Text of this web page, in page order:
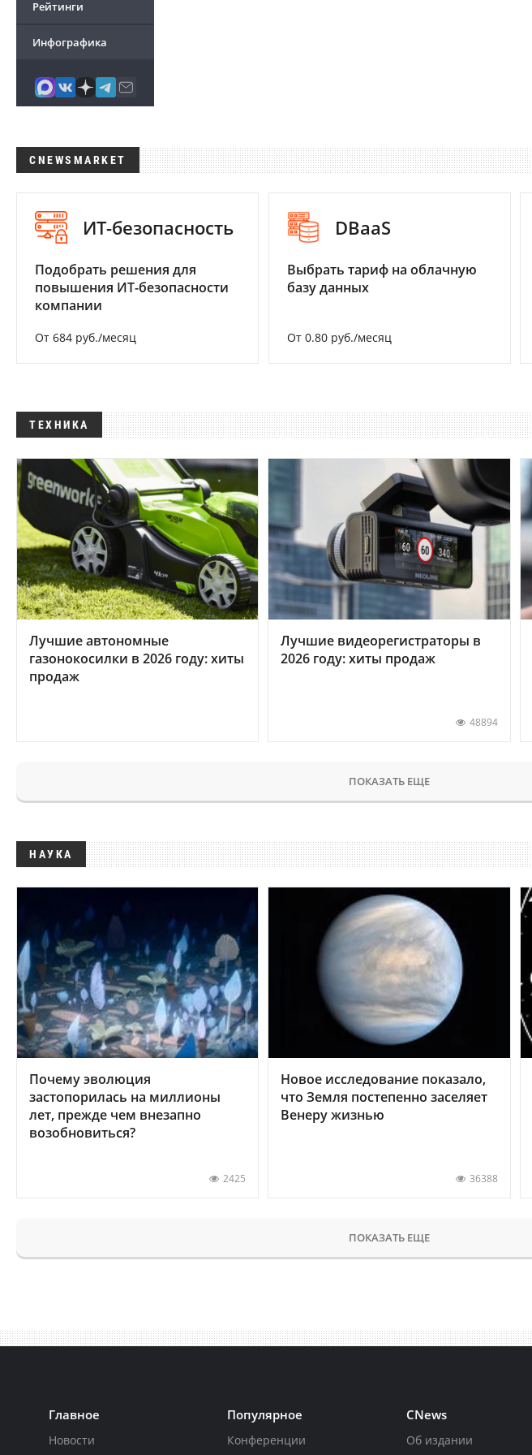
Рейтинги
Инфографика
CNEWSMARKET
ИТ-безопасность
Подобрать решения для
повышения ИТ-безопасности
компании
От 684 руб./месяц
DBaaS
Выбрать тариф на облачную
базу данных
От 0.80 руб./месяц
ТЕХНИКА
Лучшие автономные
газонокосилки в 2026 году: хиты
продаж
Лучшие видеорегистраторы в
2026 году: хиты продаж
48894
ПОКАЗАТЬ ЕЩЕ
НАУКА
Почему эволюция
застопорилась на миллионы
лет, прежде чем внезапно
возобновиться?
2425
Новое исследование показало,
что Земля постепенно заселяет
Венеру жизнью
36388
ПОКАЗАТЬ ЕЩЕ
Главное
Новости
Популярное
Конференции
CNews
Об издании